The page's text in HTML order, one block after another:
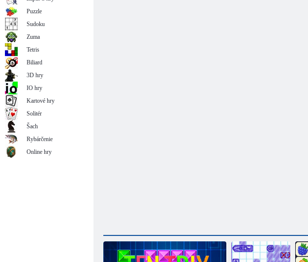
Puzzle
Sudoku
Zuma
Tetris
Biliard
3D hry
IO hry
Kartové hry
Solitér
Šach
Rybárčenie
Online hry